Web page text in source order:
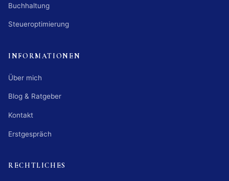
Buchhaltung
Steueroptimierung
INFORMATIONEN
Über mich
Blog & Ratgeber
Kontakt
Erstgespräch
RECHTLICHES